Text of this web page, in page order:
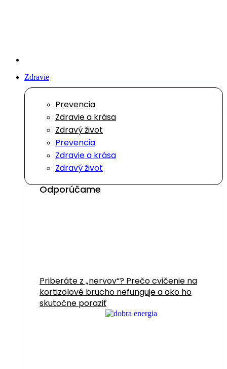
Zdravie
Prevencia
Zdravie a krása
Zdravý život
Prevencia
Zdravie a krása
Zdravý život
Odporúčame
Priberáte z „nervov“? Prečo cvičenie na
kortizolové brucho nefunguje a ako ho
skutočne poraziť